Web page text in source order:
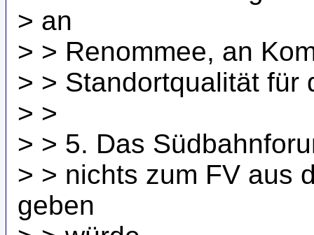
> an
> > Renommee, an
> > Standortqualität für
> >
> > 5. Das
> > nichts zum FV aus
geben